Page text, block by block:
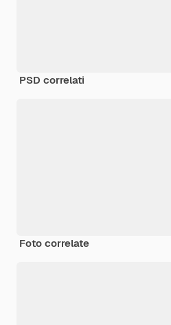
PSD correlati
Foto correlate